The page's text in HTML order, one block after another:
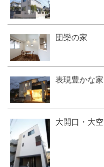
団欒の家
表現豊かな家
大開口・大